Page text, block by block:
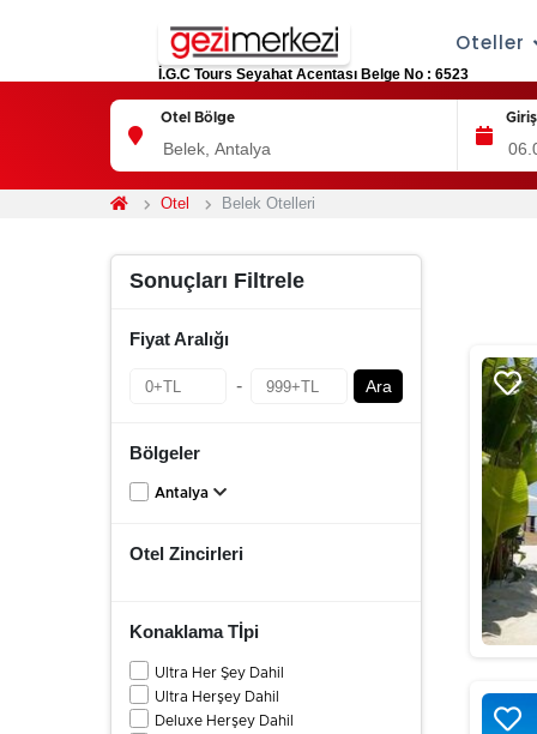
İ.G.C Tours Seyahat Acentası Belge No : 6523
Oteller
Otel Bölge
Otel Belek Otelleri
Sonuçları Filtrele
Fiyat Aralığı
- Ara
Bölgeler
Antalya
Otel Zincirleri
Konaklama Tİpi
Ultra Her Şey Dahil
Ultra Herşey Dahil
Deluxe Herşey Dahil